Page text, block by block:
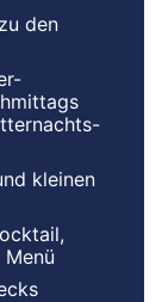
den
kleinen